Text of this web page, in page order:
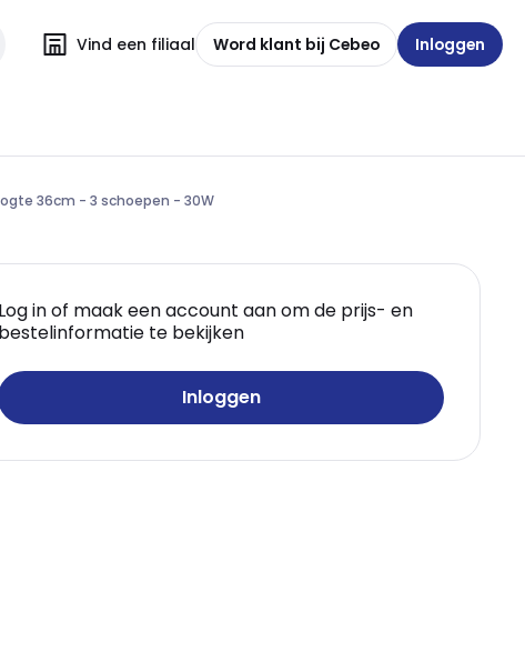
Vind een filiaal Word klant bij Cebeo Inloggen
36cm - 3 schoepen - 30W
Log in of maak een account aan om de prijs- en
bestelinformatie te bekijken
Inloggen